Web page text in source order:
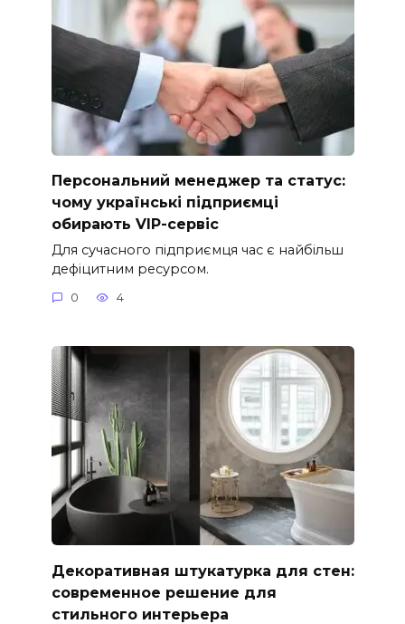
Персональний менеджер та статус:
чому українські підприємці
обирають VIP-сервіс
Для сучасного підприємця час є найбільш
дефіцитним ресурсом.
0 4
Декоративная штукатурка для стен:
современное решение для
стильного интерьера